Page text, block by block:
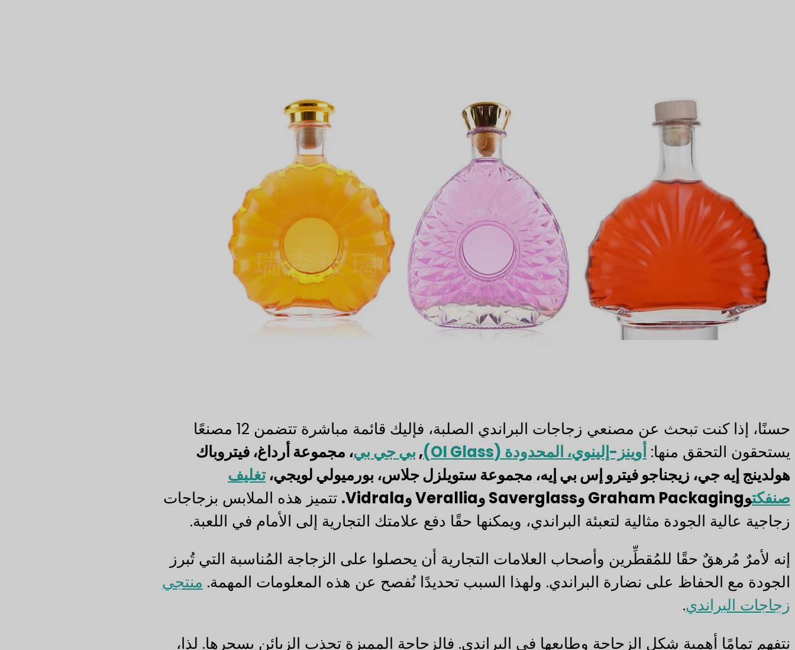
حسنًا، إذا كنت تبحث عن مصنعي زجاجات البراندي الصلبة، فإليك قائمة مباشرة تتضمن 12 مصنعًا
يستحقون التحقق منها: أوينز-إلينوي، المحدودة (OI Glass) ,بي جي بي، مجموعة أرداغ، فيتروباك
هولدينج إيه جي، زيجناجو فيترو إس بي إيه، مجموعة ستويلزل جلاس، بورميولي لويجي،تغليف
صنفكتوGraham Packaging وSaverglass وVerallia وVidrala.
تتميز هذه الملابس بزجاجات
زجاجية عالية الجودة مثالية لتعبئة البراندي، ويمكنها حقًا دفع علامتك التجارية إلى الأمام في اللعبة.
إنه لأمرٌ مُرهقٌ حقًا للمُقطِّرين وأصحاب العلامات التجارية أن يحصلوا على الزجاجة المُناسبة التي تُبرز
الجودة مع الحفاظ على نضارة البراندي. ولهذا السبب تحديدًا نُفصح عن هذه المعلومات المهمة. منتجي
زجاجات البراندي.
نتفهم تمامًا أهمية شكل الزجاجة وطابعها في البراندي. فالزجاجة المميزة تجذب الزبائن بسحرها. لذا،